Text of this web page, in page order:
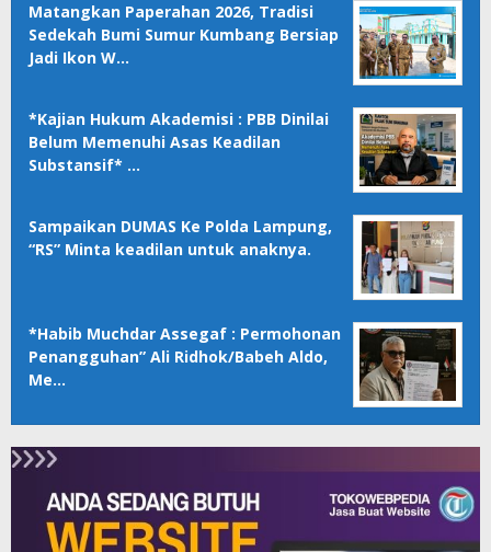
Matangkan Paperahan 2026, Tradisi
Sedekah Bumi Sumur Kumbang Bersiap
Jadi Ikon W…
*Kajian Hukum Akademisi : PBB Dinilai
Belum Memenuhi Asas Keadilan
Substansif* …
Sampaikan DUMAS Ke Polda Lampung,
“RS” Minta keadilan untuk anaknya.
*Habib Muchdar Assegaf : Permohonan
Penangguhan” Ali Ridhok/Babeh Aldo,
Me…